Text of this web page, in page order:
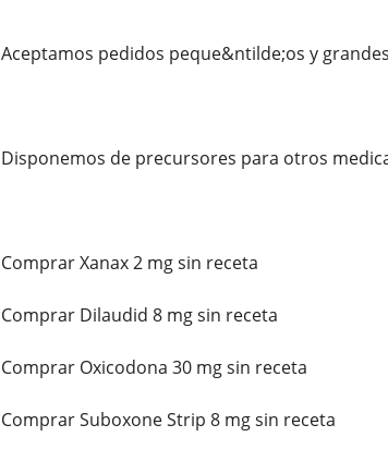
Aceptamos pedidos peque&ntilde;os y
Disponemos de precursores para otros
Comprar Xanax 2 mg sin receta
Comprar Dilaudid 8 mg sin receta
Comprar Oxicodona 30 mg sin receta
Comprar Suboxone Strip 8 mg sin receta